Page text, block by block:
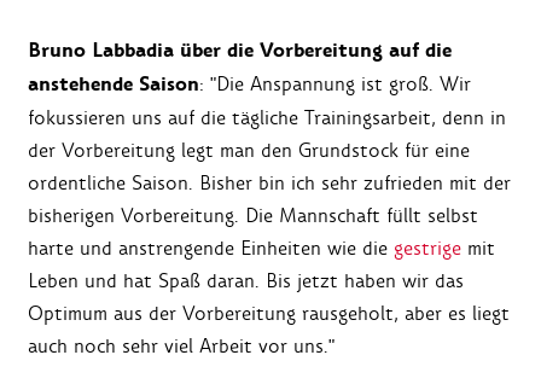
Bruno Labbadia über die Vorbereitung auf die
anstehende Saison: "Die Anspannung ist groß. Wir
fokussieren uns auf die tägliche Trainingsarbeit, denn in
der Vorbereitung legt man den Grundstock für eine
ordentliche Saison. Bisher bin ich sehr zufrieden mit der
bisherigen Vorbereitung. Die Mannschaft füllt selbst
harte und anstrengende Einheiten wie die gestrige mit
Leben und hat Spaß daran. Bis jetzt haben wir das
Optimum aus der Vorbereitung rausgeholt, aber es liegt
auch noch sehr viel Arbeit vor uns."